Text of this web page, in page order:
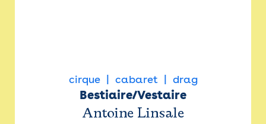
cirque cabaret drag
Bestiaire/Vestaire
Antoine Linsale